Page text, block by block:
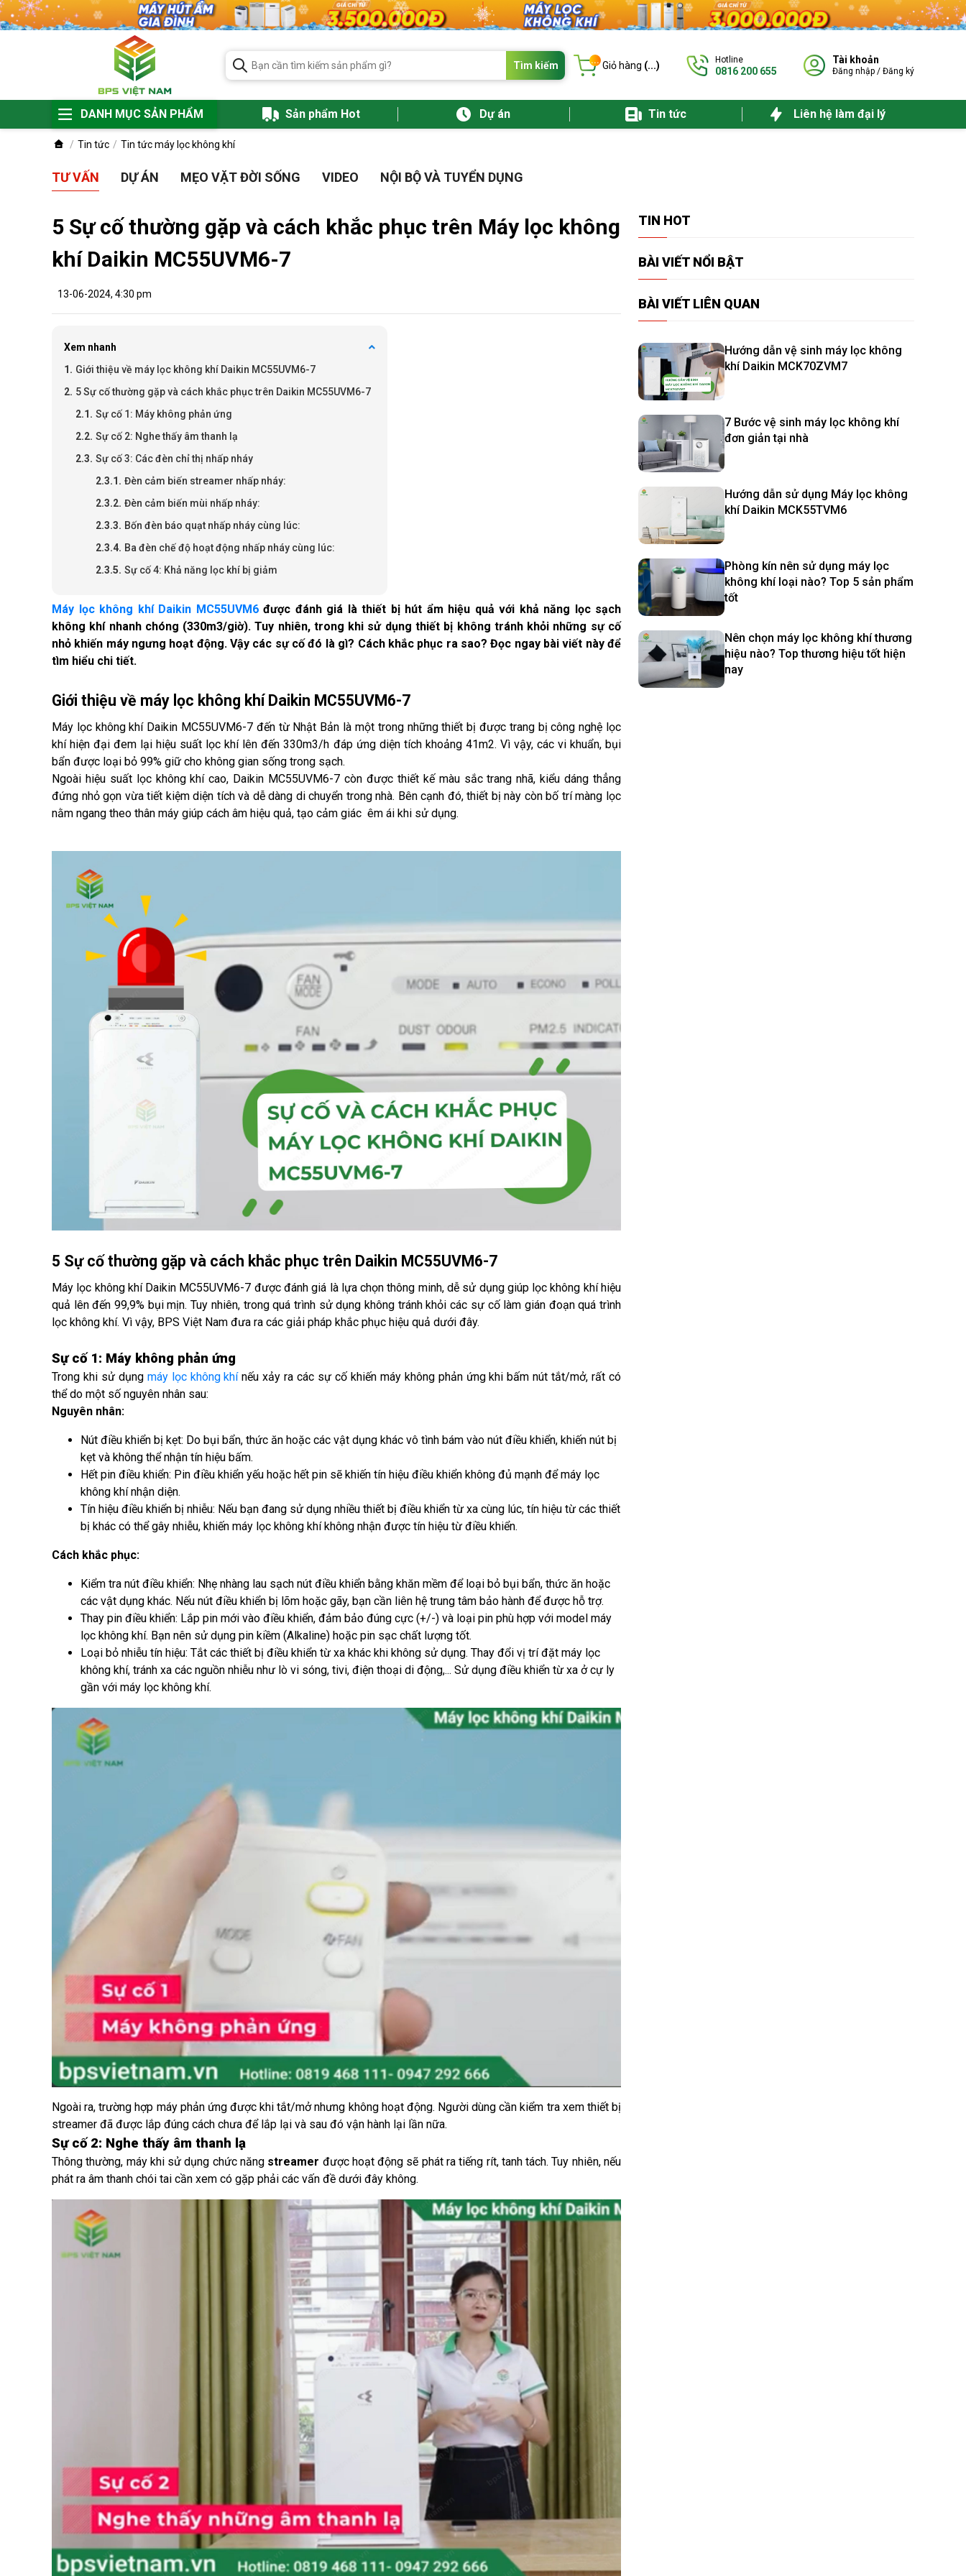
Tìm kiếm ... Giỏ hàng (...) Hotline
0816 200 655
Tài khoản
Đăng nhập / Đăng ký
DANH MỤC SẢN PHẨM Sản phẩm Hot Dự án Tin tức Liên hệ làm đại lý
Tin tức Tin tức máy lọc không khí
TƯ VẤN DỰ ÁN MẸO VẶT ĐỜI SỐNG VIDEO NỘI BỘ VÀ TUYỂN DỤNG
5 Sự cố thường gặp và cách khắc phục trên Máy lọc không
khí Daikin MC55UVM6-7
13-06-2024, 4:30 pm
Xem nhanh
Giới thiệu về máy lọc không khí Daikin MC55UVM6-7
5 Sự cố thường gặp và cách khắc phục trên Daikin MC55UVM6-7
Sự cố 1: Máy không phản ứng
Sự cố 2: Nghe thấy âm thanh lạ
Sự cố 3: Các đèn chỉ thị nhấp nháy
Đèn cảm biến streamer nhấp nháy:
Đèn cảm biến mùi nhấp nháy:
Bốn đèn báo quạt nhấp nháy cùng lúc:
Ba đèn chế độ hoạt động nhấp nháy cùng lúc:
Sự cố 4: Khả năng lọc khí bị giảm
Máy lọc không khí Daikin MC55UVM6được đánh giá là thiết bị hút ẩm hiệu quả với khả năng lọc sạch
không khí nhanh chóng (330m3/giờ). Tuy nhiên, trong khi sử dụng thiết bị không tránh khỏi những sự cố
nhỏ khiến máy ngưng hoạt động. Vậy các sự cố đó là gì? Cách khắc phục ra sao? Đọc ngay bài viết này để
tìm hiểu chi tiết.
Giới thiệu về máy lọc không khí Daikin MC55UVM6-7
Máy lọc không khí Daikin MC55UVM6-7 đến từ Nhật Bản là một trong những thiết bị được trang bị công nghệ lọc
khí hiện đại đem lại hiệu suất lọc khí lên đến 330m3/h đáp ứng diện tích khoảng 41m2. Vì vậy, các vi khuẩn, bụi
bẩn được loại bỏ 99% giữ cho không gian sống trong sạch.
Ngoài hiệu suất lọc không khí cao, Daikin MC55UVM6-7 còn được thiết kế màu sắc trang nhã, kiểu dáng thẳng
đứng nhỏ gọn vừa tiết kiệm diện tích và dễ dàng di chuyển trong nhà. Bên cạnh đó, thiết bị này còn bố trí màng lọc
nằm ngang theo thân máy giúp cách âm hiệu quả, tạo cảm giác  êm ái khi sử dụng.
5 Sự cố thường gặp và cách khắc phục trên Daikin MC55UVM6-7
Máy lọc không khí Daikin MC55UVM6-7 được đánh giá là lựa chọn thông minh, dễ sử dụng giúp lọc không khí hiệu
quả lên đến 99,9% bụi mịn. Tuy nhiên, trong quá trình sử dụng không tránh khỏi các sự cố làm gián đoạn quá trình
lọc không khí. Vì vậy, BPS Việt Nam đưa ra các giải pháp khắc phục hiệu quả dưới đây.
Sự cố 1: Máy không phản ứng
Trong khi sử dụng máy lọc không khínếu xảy ra các sự cố khiến máy không phản ứng khi bấm nút tắt/mở, rất có
thể do một số nguyên nhân sau:
Nguyên nhân:
Nút điều khiển bị kẹt: Do bụi bẩn, thức ăn hoặc các vật dụng khác vô tình bám vào nút điều khiển, khiến nút bị
kẹt và không thể nhận tín hiệu bấm.
Hết pin điều khiển: Pin điều khiển yếu hoặc hết pin sẽ khiến tín hiệu điều khiển không đủ mạnh để máy lọc
không khí nhận diện.
Tín hiệu điều khiển bị nhiễu: Nếu bạn đang sử dụng nhiều thiết bị điều khiển từ xa cùng lúc, tín hiệu từ các thiết
bị khác có thể gây nhiễu, khiến máy lọc không khí không nhận được tín hiệu từ điều khiển.
Cách khắc phục:
Kiểm tra nút điều khiển: Nhẹ nhàng lau sạch nút điều khiển bằng khăn mềm để loại bỏ bụi bẩn, thức ăn hoặc
các vật dụng khác. Nếu nút điều khiển bị lõm hoặc gãy, bạn cần liên hệ trung tâm bảo hành để được hỗ trợ.
Thay pin điều khiển: Lắp pin mới vào điều khiển, đảm bảo đúng cực (+/-) và loại pin phù hợp với model máy
lọc không khí. Bạn nên sử dụng pin kiềm (Alkaline) hoặc pin sạc chất lượng tốt.
Loại bỏ nhiễu tín hiệu: Tắt các thiết bị điều khiển từ xa khác khi không sử dụng. Thay đổi vị trí đặt máy lọc
không khí, tránh xa các nguồn nhiễu như lò vi sóng, tivi, điện thoại di động,... Sử dụng điều khiển từ xa ở cự ly
gần với máy lọc không khí.
Ngoài ra, trường hợp máy phản ứng được khi tắt/mở nhưng không hoạt động. Người dùng cần kiểm tra xem thiết bị
streamer đã được lắp đúng cách chưa để lắp lại và sau đó vận hành lại lần nữa.
Sự cố 2: Nghe thấy âm thanh lạ
Thông thường, máy khi sử dụng chức năng streamer được hoạt động sẽ phát ra tiếng rít, tanh tách. Tuy nhiên, nếu
phát ra âm thanh chói tai cần xem có gặp phải các vấn đề dưới đây không.
TIN HOT
BÀI VIẾT NỔI BẬT
BÀI VIẾT LIÊN QUAN
Hướng dẫn vệ sinh máy lọc không
khí Daikin MCK70ZVM7
7 Bước vệ sinh máy lọc không khí
đơn giản tại nhà
Hướng dẫn sử dụng Máy lọc không
khí Daikin MCK55TVM6
Phòng kín nên sử dụng máy lọc
không khí loại nào? Top 5 sản phẩm
tốt
Nên chọn máy lọc không khí thương
hiệu nào? Top thương hiệu tốt hiện
nay